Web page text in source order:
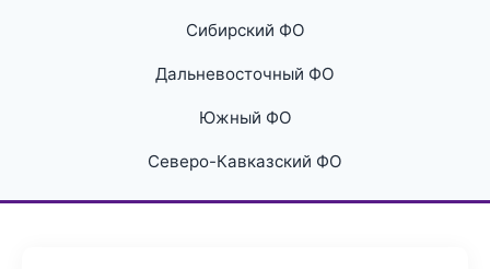
Сибирский ФО
Дальневосточный ФО
Южный ФО
Северо-Кавказский ФО